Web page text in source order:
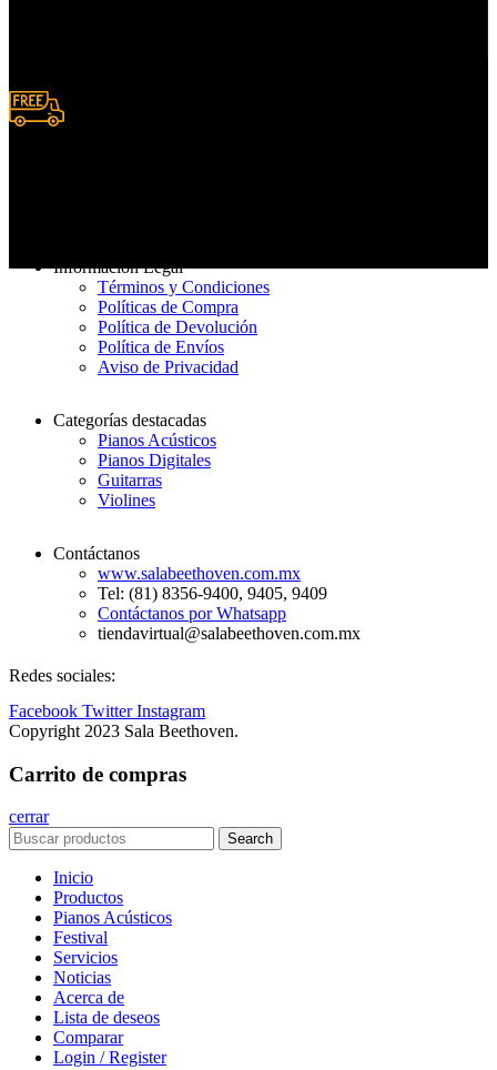
Información Legal
Términos y Condiciones
Políticas de Compra
Política de Devolución
Política de Envíos
Aviso de Privacidad
Categorías destacadas
Pianos Acústicos
Pianos Digitales
Guitarras
Violines
Contáctanos
www.salabeethoven.com.mx
Tel: (81) 8356-9400, 9405, 9409
Contáctanos por Whatsapp
tiendavirtual@salabeethoven.com.mx
Redes sociales:
Facebook Twitter Instagram
Copyright 2023 Sala Beethoven.
Carrito de compras
cerrar
Search
Inicio
Productos
Pianos Acústicos
Festival
Servicios
Noticias
Acerca de
Lista de deseos
Comparar
Login / Register